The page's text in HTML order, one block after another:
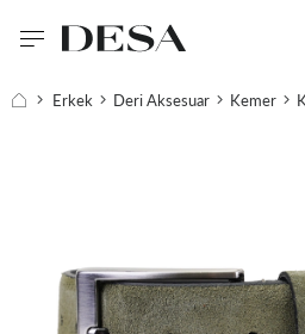
Erkek Deri Aksesuar Kemer